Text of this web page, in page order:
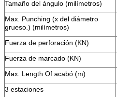
Tamaño del ángulo (milímetros)
Max. Punching (х del diámetro
grueso.) (milímetros)
Fuerza de perforación (KN)
Fuerza de marcado (KN)
Max. Length Of acabó (m)
3 estaciones